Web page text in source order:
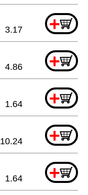
+
3.17
+
4.86
+
1.64
+
10.24
+
1.64